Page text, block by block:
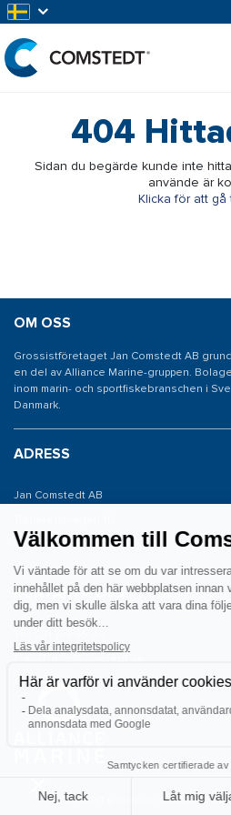
404
Sidan du begärde kunde inte
använde är
Klicka för att gå
OM OSS
Grossistföretaget Jan Comstedt AB
en del av Alliance Marine-gruppen.
inom marin- och sportfiskebranschen i
Danmark.
ADRESS
Jan Comstedt AB
426 53 Västra Frölunda
KONTAKTA OSS
COPYRIGHT © 2026 Jan Comstedt AB ALLA